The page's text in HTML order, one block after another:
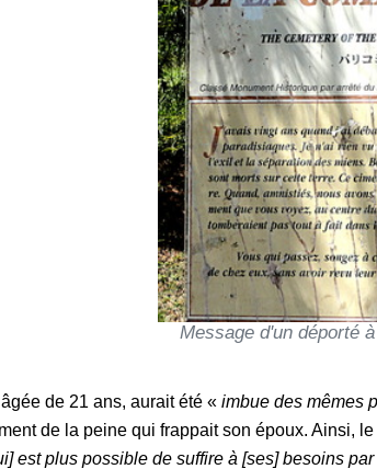
Message d'un déporté
de 21 ans, aurait été « imbue des mêmes
de la peine qui frappait son époux. Ainsi, le
est plus possible de suffire à [ses] besoins